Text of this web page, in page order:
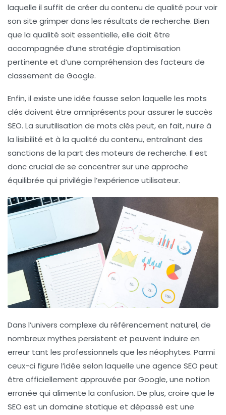
laquelle il suffit de créer du contenu de qualité pour voir
son site grimper dans les résultats de recherche. Bien
que la qualité soit essentielle, elle doit être
accompagnée d’une stratégie d’optimisation
pertinente et d’une compréhension des facteurs de
classement de Google.
Enfin, il existe une idée fausse selon laquelle les mots
clés doivent être omniprésents pour assurer le succès
SEO. La surutilisation de mots clés peut, en fait, nuire à
la lisibilité et à la qualité du contenu, entraînant des
sanctions de la part des moteurs de recherche. Il est
donc crucial de se concentrer sur une approche
équilibrée qui privilégie l’expérience utilisateur.
Dans l’univers complexe du référencement naturel, de
nombreuxmythes persistent et peuvent induire en
erreur tant les professionnels que les néophytes. Parmi
ceux-ci figure l’idée selon laquelle une agence SEO peut
être officiellement approuvée par Google, une notion
erronée qui alimente la confusion. De plus, croire que le
SEO est un domaine statique et dépassé est une